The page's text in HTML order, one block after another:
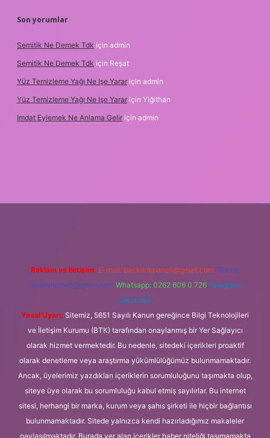
Son yorumlar
Semitik Ne Demek Tdk için admin
Semitik Ne Demek Tdk için Reşat
Yüz Temizleme Yağı Ne Işe Yarar için admin
Yüz Temizleme Yağı Ne Işe Yarar için Yiğithan
Imdat Eylemek Ne Anlama Gelir için admin
Reklam ve İletişim: E-mail: backlinkpaneli@gmail.com Teams:
forumhizmeti@gmail.com Whatsapp: 0262 606 0 726 Telegram:
@karabul
Yasal Uyarı: Sitemiz, 5651 Sayılı Kanun gereğince Bilgi Teknolojileri
ve İletişim Kurumu (BTK) tarafından onaylanmış bir Yer Sağlayıcı
olarak hizmet vermektedir. Bu nedenle, sitedeki içerikleri proaktif
olarak denetleme veya araştırma yükümlülüğümüz bulunmamaktadır.
Ancak, üyelerimiz yazdıkları içeriklerin sorumluluğunu taşımakta olup,
siteye üye olarak bu sorumluluğu kabul etmiş sayılırlar. Bu internet
sitesi, herhangi bir marka, kurum veya şahıs şirketi ile hiçbir bağlantısı
bulunmamaktadır. Sitede yalnızca kendi hazırladığımız makaleler
paylaşılmaktadır. Burada yer alan içerikler haber niteliği taşımamakta